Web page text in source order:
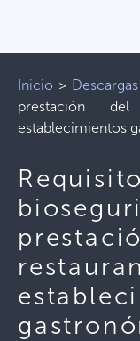
Inicio > Descargas
prestación
establecimientos